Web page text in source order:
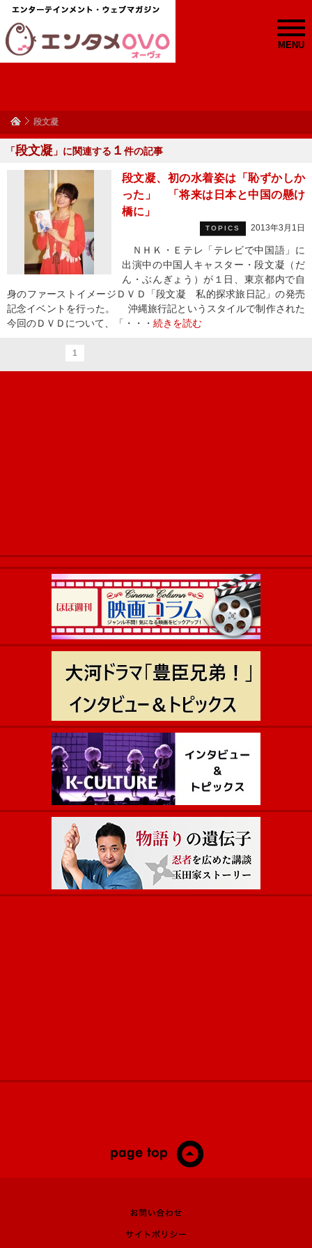
MENU
段文凝
「段文凝 」に関連する １ 件の記事
段文凝、初の水着姿は「恥ずかしか
った」 「将来は日本と中国の懸け
橋に」
TOPICS 2013年3月1日
ＮＨＫ・Ｅテレ「テレビで中国語」に
出演中の中国人キャスター・段文凝（だ
ん・ぶんぎょう）が１日、東京都内で自
身のファーストイメージＤＶＤ「段文凝 私的探求旅日記」の発売
記念イベントを行った。 沖縄旅行記というスタイルで制作された
今回のＤＶＤについて、「・・・ 続きを読む
1